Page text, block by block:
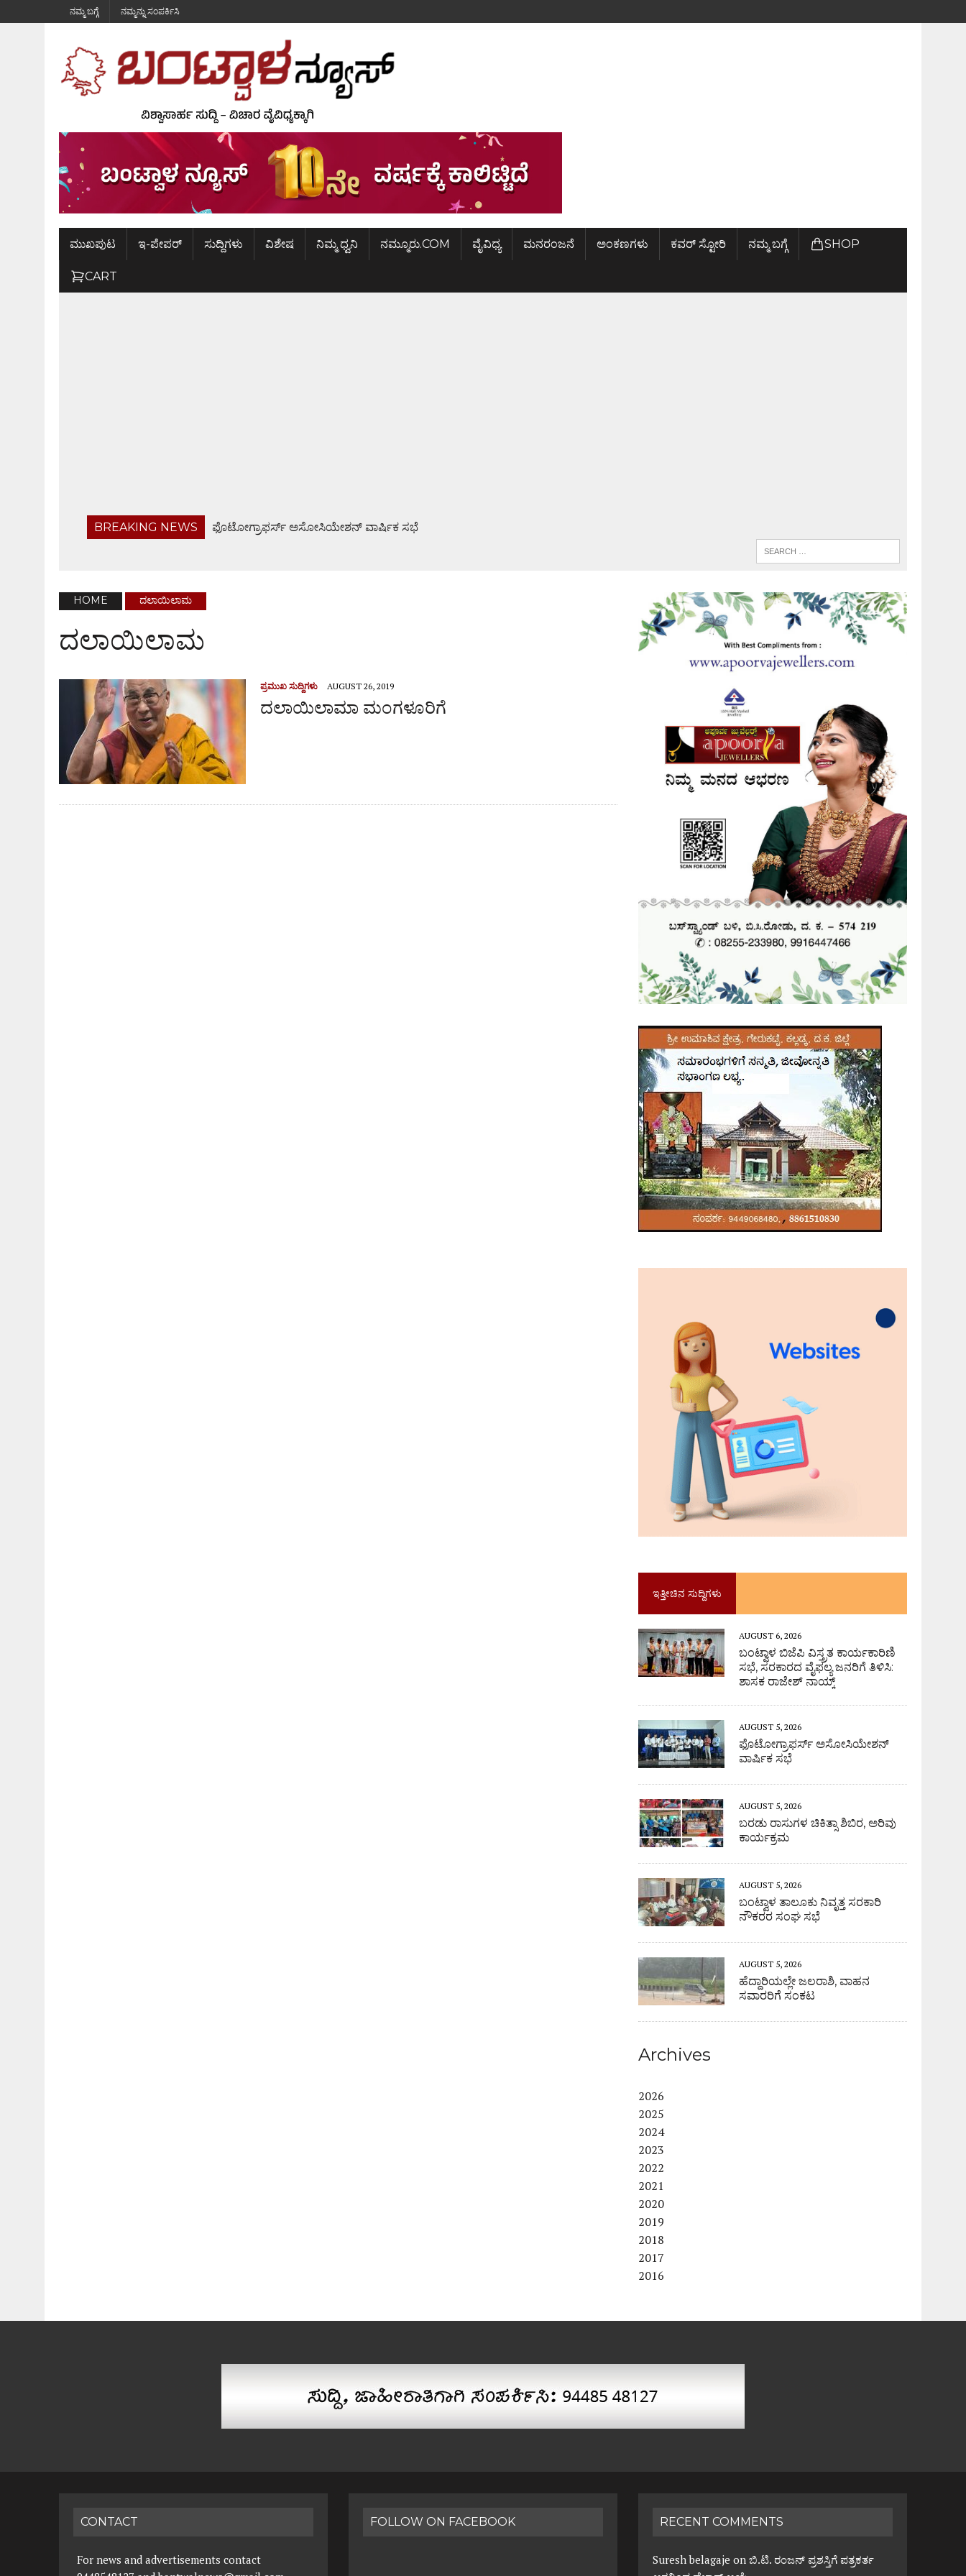
ನಮ್ಮ ಬಗ್ಗೆ ನಮ್ಮನ್ನು ಸಂಪರ್ಕಿಸಿ
ಮುಖಪುಟ ಇ-ಪೇಪರ್ ಸುದ್ದಿಗಳು ವಿಶೇಷ ನಿಮ್ಮ ಧ್ವನಿ ನಮ್ಮೂರು.COM ವೈವಿಧ್ಯ ಮನರಂಜನೆ ಅಂಕಣಗಳು ಕವರ್ ಸ್ಟೋರಿ ನಮ್ಮ ಬಗ್ಗೆ SHOP
CART
BREAKING NEWS
ಫೊಟೋಗ್ರಾಫರ್ಸ್ ಅಸೋಸಿಯೇಶನ್ ವಾರ್ಷಿಕ ಸಭೆ
ಹೆದ್ದಾರಿಯಲ್ಲೇ ಜಲರಾಶಿ, ವಾಹನ ಸವಾರರಿಗೆ ಸಂಕಟ
HOME ದಲಾಯಿಲಾಮ
ದಲಾಯಿಲಾಮ
ಪ್ರಮುಖ ಸುದ್ದಿಗಳು AUGUST 26, 2019
ದಲಾಯಿಲಾಮಾ ಮಂಗಳೂರಿಗೆ
ಇತ್ತೀಚಿನ ಸುದ್ದಿಗಳು
AUGUST 6, 2026
ಬಂಟ್ವಾಳ ಬಿಜೆಪಿ ವಿಸ್ತ್ರತ ಕಾರ್ಯಕಾರಿಣಿ
ಸಭೆ, ಸರಕಾರದ ವೈಫಲ್ಯ ಜನರಿಗೆ ತಿಳಿಸಿ:
ಶಾಸಕ ರಾಜೇಶ್ ನಾಯ್ಕ್
AUGUST 5, 2026
ಫೊಟೋಗ್ರಾಫರ್ಸ್ ಅಸೋಸಿಯೇಶನ್
ವಾರ್ಷಿಕ ಸಭೆ
AUGUST 5, 2026
ಬರಡು ರಾಸುಗಳ ಚಿಕಿತ್ಸಾ ಶಿಬಿರ, ಅರಿವು
ಕಾರ್ಯಕ್ರಮ
AUGUST 5, 2026
ಬಂಟ್ವಾಳ ತಾಲೂಕು ನಿವೃತ್ತ ಸರಕಾರಿ
ನೌಕರರ ಸಂಘ ಸಭೆ
AUGUST 5, 2026
ಹೆದ್ದಾರಿಯಲ್ಲೇ ಜಲರಾಶಿ, ವಾಹನ
ಸವಾರರಿಗೆ ಸಂಕಟ
Archives
2026
2025
2024
2023
2022
2021
2020
2019
2018
2017
2016
CONTACT
For news and advertisements contact
FOLLOW ON FACEBOOK RECENT COMMENTS
Suresh belagaje onಬಿ.ಟಿ. ರಂಜನ್ ಪ್ರಶಸ್ತಿಗೆ ಪತ್ರಕರ್ತ